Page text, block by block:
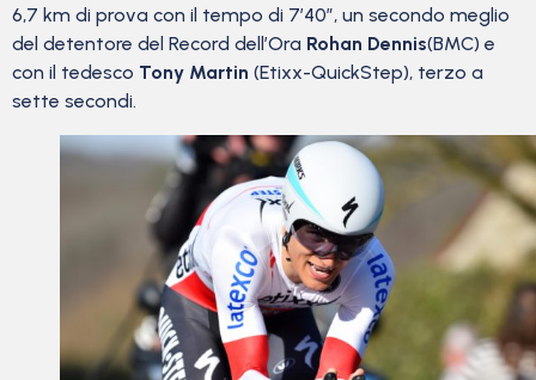
6,7 km di prova con il tempo di 7’40”, un secondo meglio
del detentore del Record dell’Ora Rohan Dennis(BMC) e
con il tedesco Tony Martin (Etixx-QuickStep), terzo a
sette secondi.